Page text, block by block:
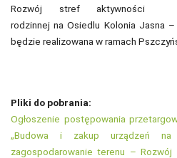
Rozwój stref aktywności
rodzinnej na Osiedlu Kolonia Jasna –
będzie realizowana w ramach
Pliki do pobrania:
Ogłoszenie postępowania
„Budowa i zakup urządzeń na
zagospodarowanie terenu –